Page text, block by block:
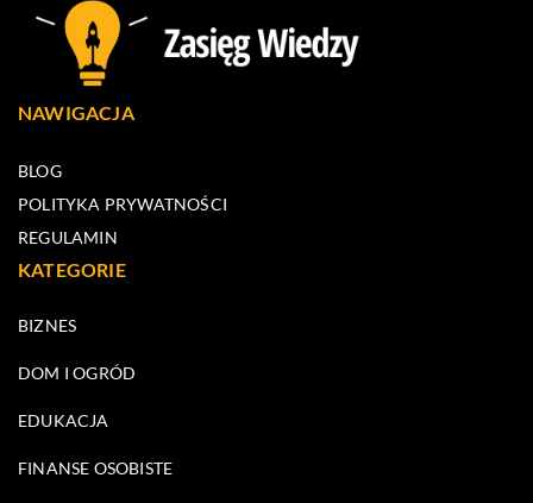
NAWIGACJA
BLOG
POLITYKA PRYWATNOŚCI
REGULAMIN
KATEGORIE
BIZNES
DOM I OGRÓD
EDUKACJA
FINANSE OSOBISTE